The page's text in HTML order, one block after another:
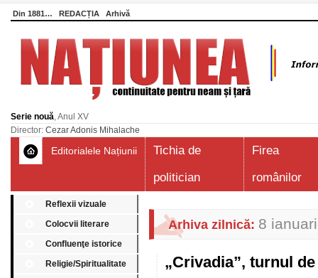
Din 1881… REDACȚIA Arhivă
Serie nouă, Anul XV
Director: Cezar Adonis Mihalache
Editorialele Națiunii
Tichia de
politician
Firea
românilor
Reflexii vizuale
Colocvii literare
Confluenţe istorice
Religie/Spiritualitate
Arhiva zilnică: 8
„Crivadia”, turnul